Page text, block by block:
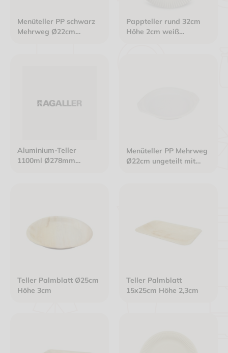
Menüteller PP schwarz
Mehrweg Ø22cm
Pappteller rund 32cm
Höhe 2cm weiß
Aluminium-Teller
1100ml Ø278mm
Menüteller PP Mehrweg
Ø22cm ungeteilt mit
Teller Palmblatt Ø25cm
Höhe 3cm
Teller Palmblatt
15x25cm Höhe 2,3cm